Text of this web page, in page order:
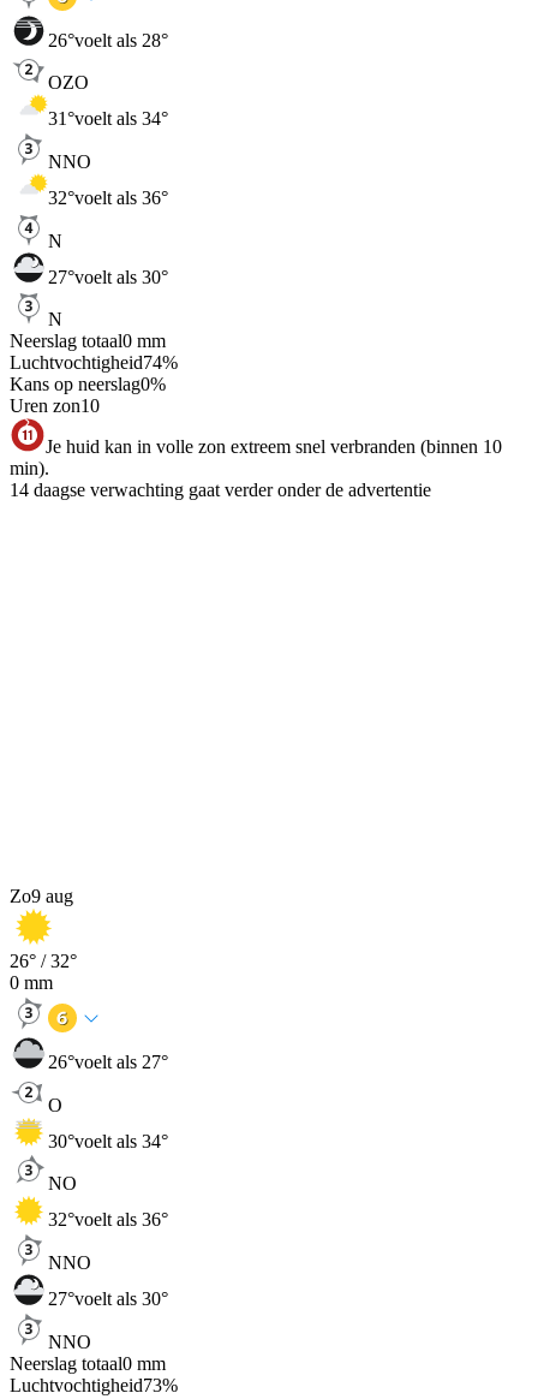
26°voelt als 28°
OZO
31°voelt als 34°
NNO
32°voelt als 36°
N
27°voelt als 30°
N
Neerslag totaal0 mm
Luchtvochtigheid74%
Kans op neerslag0%
Uren zon10
Je huid kan in volle zon extreem snel verbranden (binnen 10
min).
14 daagse verwachting gaat verder onder de advertentie
Zo9 aug
26° /32°
0 mm
26°voelt als 27°
O
30°voelt als 34°
NO
32°voelt als 36°
NNO
27°voelt als 30°
NNO
Neerslag totaal0 mm
Luchtvochtigheid73%